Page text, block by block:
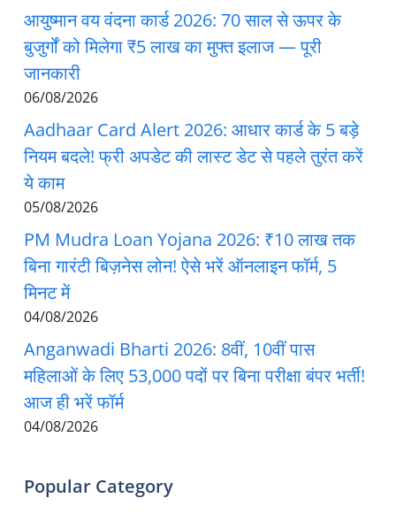
आयुष्मान वय वंदना कार्ड 2026: 70 साल से ऊपर के
बुजुर्गों को मिलेगा ₹5 लाख का मुफ्त इलाज — पूरी
जानकारी
06/08/2026
Aadhaar Card Alert 2026: आधार कार्ड के 5 बड़े
नियम बदले! फ्री अपडेट की लास्ट डेट से पहले तुरंत करें
ये काम
05/08/2026
PM Mudra Loan Yojana 2026: ₹10 लाख तक
बिना गारंटी बिज़नेस लोन! ऐसे भरें ऑनलाइन फॉर्म, 5
मिनट में
04/08/2026
Anganwadi Bharti 2026: 8वीं, 10वीं पास
महिलाओं के लिए 53,000 पदों पर बिना परीक्षा बंपर भर्ती!
आज ही भरें फॉर्म
04/08/2026
Popular Category